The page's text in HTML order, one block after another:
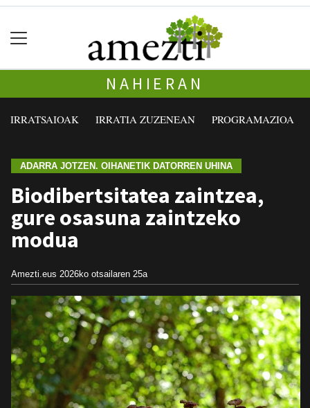
NAHIERAN
IRRATSAIOAK IRRATIA ZUZENEAN PROGRAMAZIOA
ADARRA JOTZEN. OIHANETIK DATORREN UHINA
Biodibertsitatea zaintzea,
gure osasuna zaintzeko
modua
Amezti.eus 2026ko otsailaren 25a